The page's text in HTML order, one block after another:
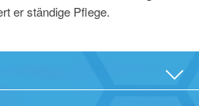
er ständige Pflege.